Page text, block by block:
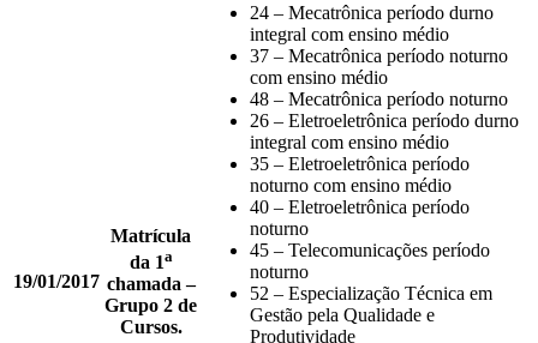
19/01/2017
Matrícula
da 1a
chamada –
Grupo 2 de
Cursos.
24 – Mecatrônica período durno
integral com ensino médio
37 – Mecatrônica período noturno
com ensino médio
48 – Mecatrônica período noturno
26 – Eletroeletrônica período durno
integral com ensino médio
35 – Eletroeletrônica período
noturno com ensino médio
40 – Eletroeletrônica período
noturno
45 – Telecomunicações período
noturno
52 – Especialização Técnica em
Gestão pela Qualidade e
Produtividade